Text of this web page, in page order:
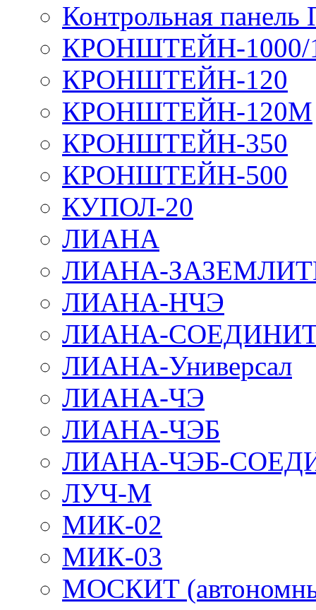
Контрольная
КРОНШТЕЙН-1000/
КРОНШТЕЙН-120
КРОНШТЕЙН-120М
КРОНШТЕЙН-350
КРОНШТЕЙН-500
КУПОЛ-20
ЛИАНА
ЛИАНА-
ЛИАНА-НЧЭ
ЛИАНА-
ЛИАНА-Универсал
ЛИАНА-ЧЭ
ЛИАНА-ЧЭБ
ЛИАНА-ЧЭБ-
ЛУЧ-М
МИК-02
МИК-03
МОСКИТ